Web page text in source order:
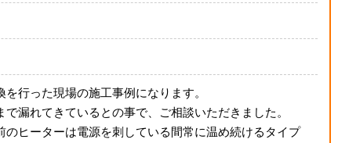
行った現場の施工事例になります。
漏れてきているとの事で、ご相談いただきました。
のヒーターは電源を刺している間常に温め続けるタイプ